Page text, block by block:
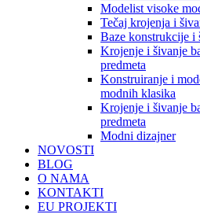
Modelist visoke
Tečaj krojenja i
Baze konstrukcije i
Krojenje i šivanje
predmeta
Konstruiranje i
modnih klasika
Krojenje i šivanje
predmeta
Modni dizajner
NOVOSTI
BLOG
O NAMA
KONTAKTI
EU PROJEKTI